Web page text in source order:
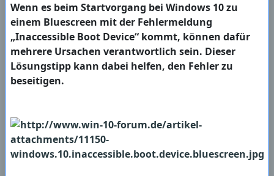
Wenn es beim Startvorgang bei Windows 10 zu
einem Bluescreen mit der Fehlermeldung
„Inaccessible Boot Device“ kommt, können dafür
mehrere Ursachen verantwortlich sein. Dieser
Lösungstipp kann dabei helfen, den Fehler zu
beseitigen.